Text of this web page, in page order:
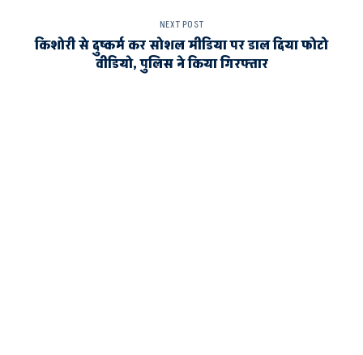
NEXT POST
किशोरी से दुष्कर्म कर सोशल मीडिया पर डाल दिया फोटो
वीडियो, पुलिस ने किया गिरफ्तार